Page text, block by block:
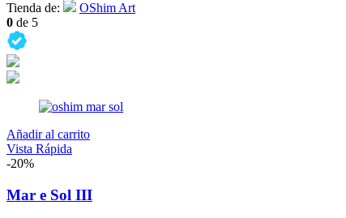
Tienda de:
OShim Art
0 de 5
Añadir al carrito
Vista Rápida
-20%
Mar e Sol III